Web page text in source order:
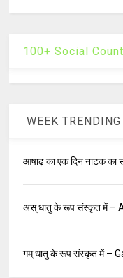
100+ Social
WEEK TRENDING
आषाढ़ का एक दिन नाटक का
अस् धातु के रूप संस्कृत में –
गम् धातु के रूप संस्कृत में –